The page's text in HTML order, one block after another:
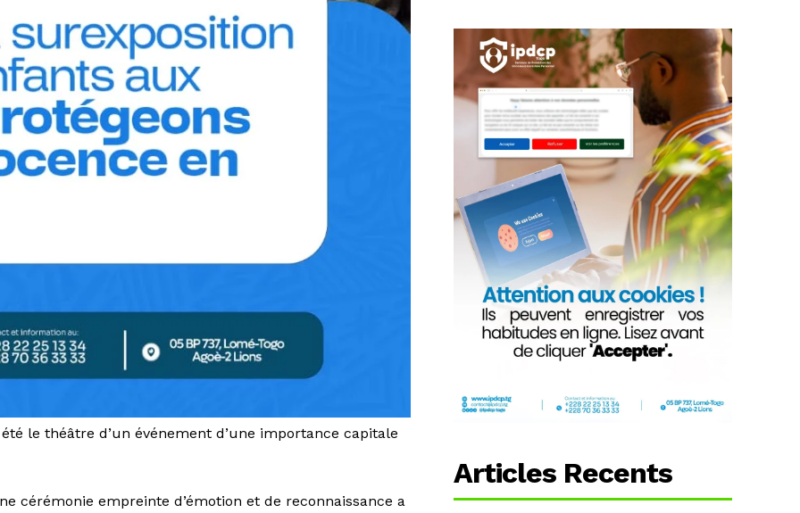
le théâtre d’un événement d’une importance capitale
cérémonie empreinte d’émotion et de reconnaissance a
Articles Recents